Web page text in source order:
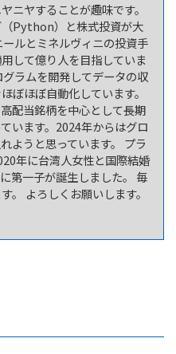
ニヤすることが趣味です。
Python）と株式投資が大
ルとミネルヴィニの投資手
して億り人を目指していま
グラムを開発してデータの収
ぼほぼ自動化しています。
配当銘柄を中心として長期
います。2024年からはグロ
ようと思っています。 プラ
年に台湾人女性と国際結婚
第一子が誕生しました。 毎
。 よろしくお願いします。